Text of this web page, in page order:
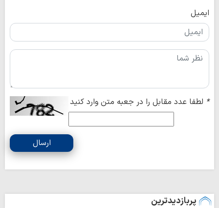
ایمیل
* لطفا عدد مقابل را در جعبه متن وارد کنید
ارسال
پربازدیدترین